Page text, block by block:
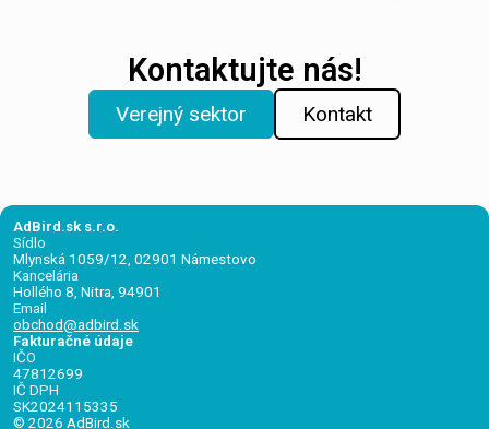
Kontaktujte nás!
Verejný sektor Kontakt
AdBird.sk s.r.o.
Sídlo
Mlynská 1059/12, 02901 Námestovo
Kancelária
Hollého 8, Nitra, 94901
Email
obchod@adbird.sk
Fakturačné údaje
IČO
47812699
IČ DPH
SK2024115335
© 2026 AdBird.sk